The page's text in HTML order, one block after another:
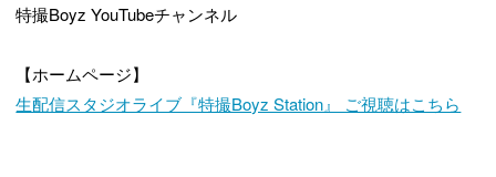
特撮Boyz YouTubeチャンネル
【ホームページ】
生配信スタジオライブ『特撮Boyz Station』 ご視聴はこちら